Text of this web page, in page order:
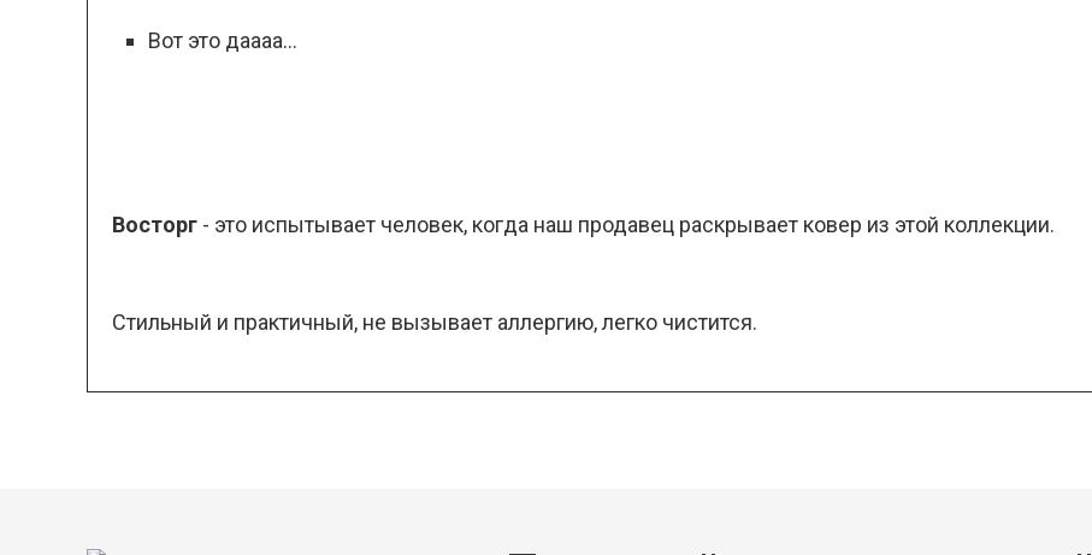
Вот это даааа...
Восторг - это испытывает человек, когда наш продавец раскрывает ковер из этой коллекции.
Стильный и практичный, не вызывает аллергию, легко чистится.